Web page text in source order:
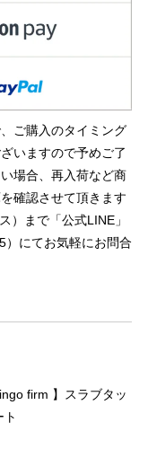
ご購入のタイミング
いますので予めご了
場合、再入荷など商
確認させて頂きます
）まで「公式LINE」
）にてお気軽にお問合
firm 】スラブタッ
ト